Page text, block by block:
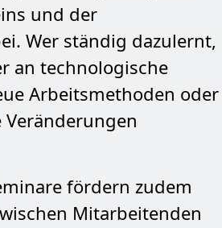
und der
Wer ständig dazulernt,
an technologische
Arbeitsmethoden oder
fördern zudem
Mitarbeitenden